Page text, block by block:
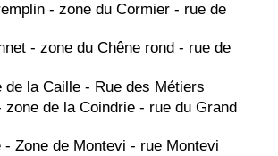
- zone du Cormier - rue de
- zone du Chêne rond - rue de
de la Caille - Rue des Métiers
zone de la Coindrie - rue du Grand
- Zone de Montevi - rue Montevi